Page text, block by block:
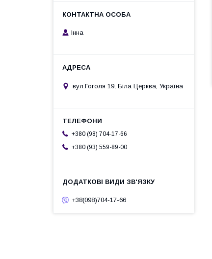
Інна
вул.Гоголя 19, Біла Церква, Україна
+380 (98) 704-17-66
+380 (93) 559-89-00
+38(098)704-17-66